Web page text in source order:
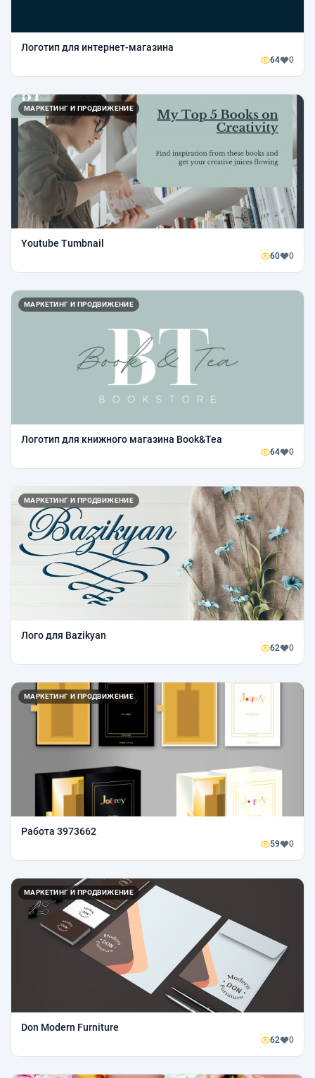
Логотип для интернет-магазина
64 0
МАРКЕТИНГ И ПРОДВИЖЕНИЕ
Youtube Tumbnail
60 0
МАРКЕТИНГ И ПРОДВИЖЕНИЕ
Логотип для книжного магазина Book&Tea
64 0
МАРКЕТИНГ И ПРОДВИЖЕНИЕ
Лого для Bazikyan
62 0
МАРКЕТИНГ И ПРОДВИЖЕНИЕ
Работа 3973662
59 0
МАРКЕТИНГ И ПРОДВИЖЕНИЕ
Don Modern Furniture
62 0